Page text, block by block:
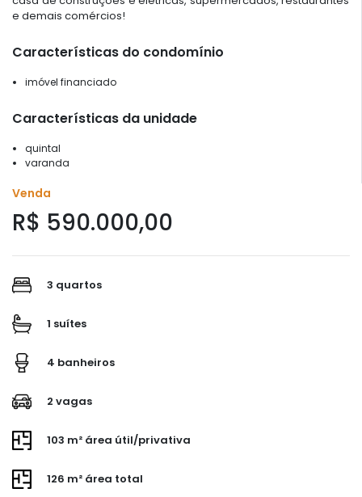
e demais comércios!
Características do condomínio
imóvel financiado
Características da unidade
quintal
varanda
Venda
R$ 590.000,00
3 quartos
1 suítes
4 banheiros
2 vagas
103 m² área útil/privativa
126 m² área total